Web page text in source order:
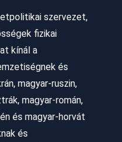
szervezet,
fizikai
kínál a
és
magyar-ruszin,
magyar-román,
és magyar-horvát
és